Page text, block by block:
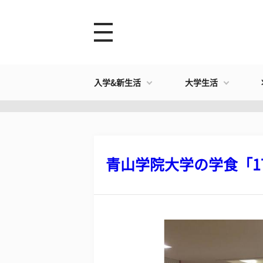
入学&新生活 大学生活
青山学院大学の学食「